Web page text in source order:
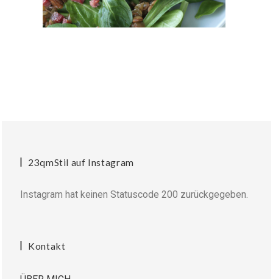
23qmStil auf Instagram
Instagram hat keinen Statuscode 200 zurückgegeben.
Kontakt